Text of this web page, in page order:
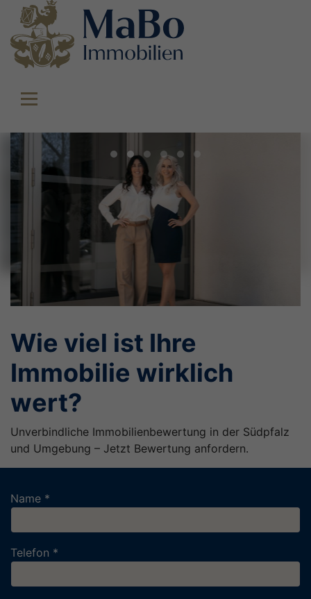
Wie viel ist Ihre
Immobilie wirklich
wert?
Unverbindliche Immobilienbewertung in der Südpfalz
und Umgebung – Jetzt Bewertung anfordern.
Name *
Telefon *